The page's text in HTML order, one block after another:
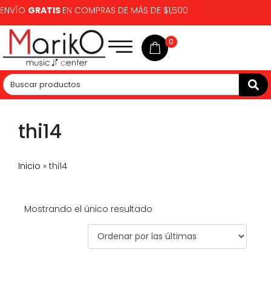
ENVÍO GRATIS EN COMPRAS DE MÁS DE $1,500
0
thi14
Inicio » thi14
Mostrando el único resultado